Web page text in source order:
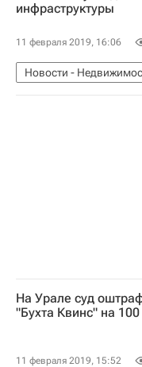
Эскроу-счета
инфраструктуры
11 февраля 2019, 16:06
Новости -
На Урале суд
"Бухта Квинс" на
11 февраля 2019, 15:52